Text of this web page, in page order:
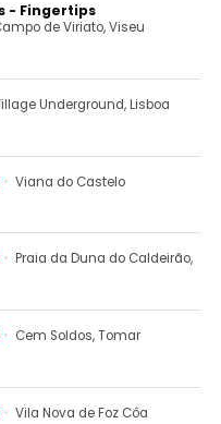
- Fingertips
de Viriato, Viseu
Underground, Lisboa
Viana do Castelo
Praia da Duna do Caldeirão,
Cem Soldos, Tomar
Vila Nova de Foz Côa